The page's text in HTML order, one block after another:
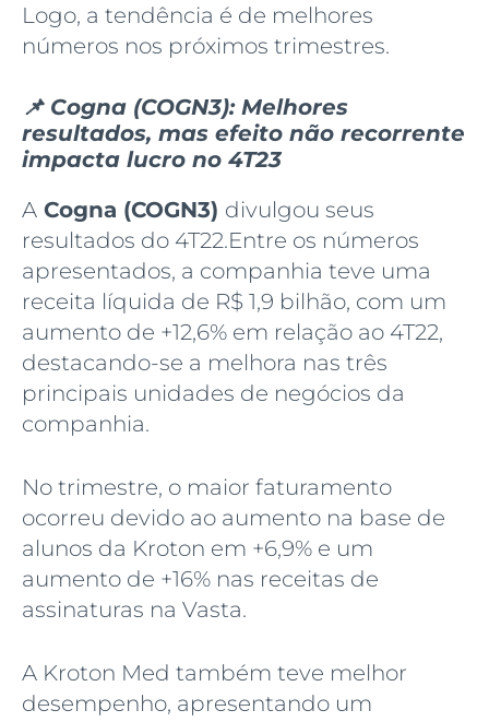
Logo, a tendência é de melhores
números nos próximos trimestres.
📌 Cogna (COGN3): Melhores
resultados, mas efeito não recorrente
impacta lucro no 4T23
A Cogna (COGN3) divulgou seus
resultados do 4T22.Entre os números
apresentados, a companhia teve uma
receita líquida de R$ 1,9 bilhão, com um
aumento de +12,6% em relação ao 4T22,
destacando-se a melhora nas três
principais unidades de negócios da
companhia.
No trimestre, o maior faturamento
ocorreu devido ao aumento na base de
alunos da Kroton em +6,9% e um
aumento de +16% nas receitas de
assinaturas na Vasta.
A Kroton Med também teve melhor
desempenho, apresentando um